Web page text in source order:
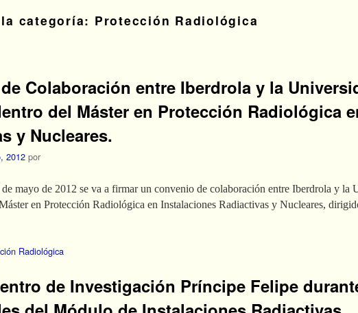
categoría: Protección Radiológica
Colaboración entre Iberdrola y la
del Máster en Protección Radiológica
y Nucleares.
2012 por
mayo de 2012 se va a firmar un convenio de colaboración entre Iberdrola y la
en Protección Radiológica en Instalaciones Radiactivas y Nucleares,
Radiológica
de Investigación Príncipe Felipe